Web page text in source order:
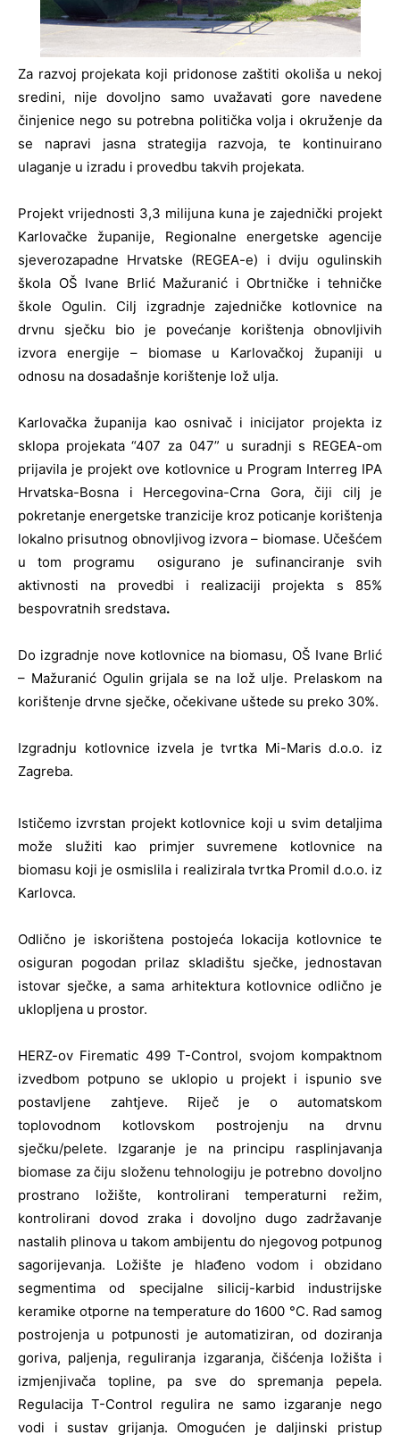
Za razvoj projekata koji pridonose zaštiti okoliša u nekoj
sredini, nije dovoljno samo uvažavati gore navedene
činjenice nego su potrebna politička volja i okruženje da
se napravi jasna strategija razvoja, te kontinuirano
ulaganje u izradu i provedbu takvih projekata.
Projekt vrijednosti 3,3 milijuna kuna je zajednički projekt
Karlovačke županije, Regionalne energetske agencije
sjeverozapadne Hrvatske (REGEA-e) i dviju ogulinskih
škola OŠ Ivane Brlić Mažuranić i Obrtničke i tehničke
škole Ogulin. Cilj izgradnje zajedničke kotlovnice na
drvnu sječku bio je povećanje korištenja obnovljivih
izvora energije – biomase u Karlovačkoj županiji u
odnosu na dosadašnje korištenje lož ulja.
Karlovačka županija kao osnivač i inicijator projekta iz
sklopa projekata “407 za 047” u suradnji s REGEA-om
prijavila je projekt ove kotlovnice u Program Interreg IPA
Hrvatska-Bosna i Hercegovina-Crna Gora, čiji cilj je
pokretanje energetske tranzicije kroz poticanje korištenja
lokalno prisutnog obnovljivog izvora – biomase. Učešćem
u tom programu osigurano je sufinanciranje svih
aktivnosti na provedbi i realizaciji projekta s 85%
bespovratnih sredstava.
Do izgradnje nove kotlovnice na biomasu, OŠ Ivane Brlić
– Mažuranić Ogulin grijala se na lož ulje. Prelaskom na
korištenje drvne sječke, očekivane uštede su preko 30%.
Izgradnju kotlovnice izvela je tvrtka Mi-Maris d.o.o. iz
Zagreba.
Ističemo izvrstan projekt kotlovnice koji u svim detaljima
može služiti kao primjer suvremene kotlovnice na
biomasu koji je osmislila i realizirala tvrtka Promil d.o.o. iz
Karlovca.
Odlično je iskorištena postojeća lokacija kotlovnice te
osiguran pogodan prilaz skladištu sječke, jednostavan
istovar sječke, a sama arhitektura kotlovnice odlično je
uklopljena u prostor.
HERZ-ov Firematic 499 T-Control, svojom kompaktnom
izvedbom potpuno se uklopio u projekt i ispunio sve
postavljene zahtjeve. Riječ je o automatskom
toplovodnom kotlovskom postrojenju na drvnu
sječku/pelete. Izgaranje je na principu rasplinjavanja
biomase za čiju složenu tehnologiju je potrebno dovoljno
prostrano ložište, kontrolirani temperaturni režim,
kontrolirani dovod zraka i dovoljno dugo zadržavanje
nastalih plinova u takom ambijentu do njegovog potpunog
sagorijevanja. Ložište je hlađeno vodom i obzidano
segmentima od specijalne silicij-karbid industrijske
keramike otporne na temperature do 1600 °C. Rad samog
postrojenja u potpunosti je automatiziran, od doziranja
goriva, paljenja, reguliranja izgaranja, čišćenja ložišta i
izmjenjivača topline, pa sve do spremanja pepela.
Regulacija T-Control regulira ne samo izgaranje nego
vodi i sustav grijanja. Omogućen je daljinski pristup